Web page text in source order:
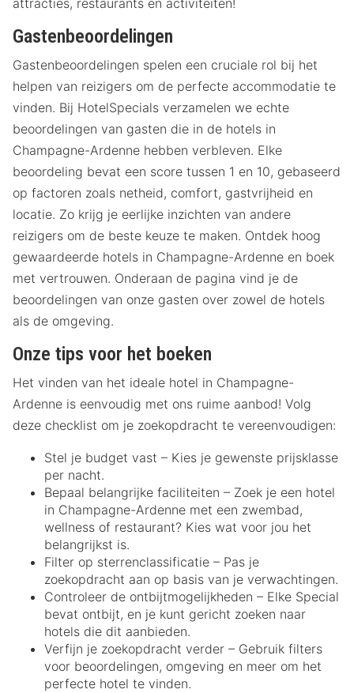
Gastenbeoordelingen
Gastenbeoordelingen spelen een cruciale rol bij het
helpen van reizigers om de perfecte accommodatie te
vinden. Bij HotelSpecials verzamelen we echte
beoordelingen van gasten die in de hotels in
Champagne-Ardenne hebben verbleven. Elke
beoordeling bevat een score tussen 1 en 10, gebaseerd
op factoren zoals netheid, comfort, gastvrijheid en
locatie. Zo krijg je eerlijke inzichten van andere
reizigers om de beste keuze te maken. Ontdek hoog
gewaardeerde hotels in Champagne-Ardenne en boek
met vertrouwen. Onderaan de pagina vind je de
beoordelingen van onze gasten over zowel de hotels
als de omgeving.
Onze tips voor het boeken
Het vinden van het ideale hotel in Champagne-
Ardenne is eenvoudig met ons ruime aanbod! Volg
deze checklist om je zoekopdracht te vereenvoudigen:
Stel je budget vast – Kies je gewenste prijsklasse
per nacht.
Bepaal belangrijke faciliteiten – Zoek je een hotel
in Champagne-Ardenne met een zwembad,
wellness of restaurant? Kies wat voor jou het
belangrijkst is.
Filter op sterrenclassificatie – Pas je
zoekopdracht aan op basis van je verwachtingen.
Controleer de ontbijtmogelijkheden – Elke Special
bevat ontbijt, en je kunt gericht zoeken naar
hotels die dit aanbieden.
Verfijn je zoekopdracht verder – Gebruik filters
voor beoordelingen, omgeving en meer om het
perfecte hotel te vinden.